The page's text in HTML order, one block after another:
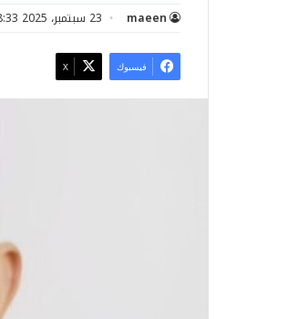
maeen 23 سبتمبر، 2025 8:33 م
فيسبوك X